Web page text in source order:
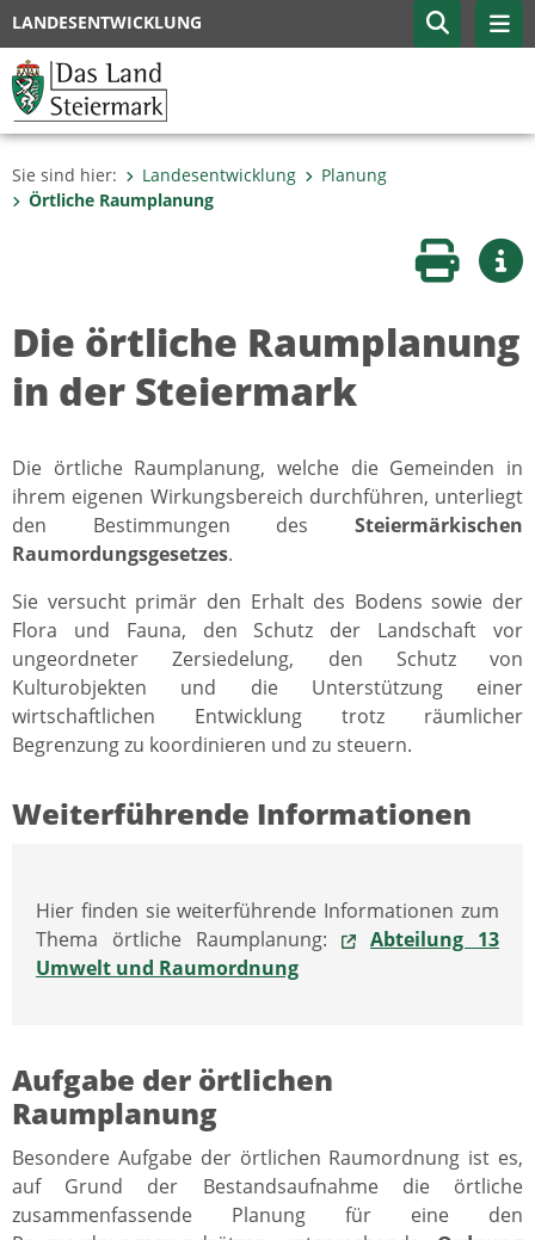
LANDESENTWICKLUNG
Sie sind hier: Landesentwicklung
Planung
Örtliche Raumplanung
Seite
Die örtliche Raumplanung
in der Steiermark
Die örtliche Raumplanung, welche die Gemeinden in
ihrem eigenen Wirkungsbereich durchführen, unterliegt
den Bestimmungen des Steiermärkischen
Raumordungsgesetzes.
Sie versucht primär den Erhalt des Bodens sowie der
Flora und Fauna, den Schutz der Landschaft vor
ungeordneter Zersiedelung, den Schutz von
Kulturobjekten und die Unterstützung einer
wirtschaftlichen Entwicklung trotz räumlicher
Begrenzung zu koordinieren und zu steuern.
Weiterführende Informationen
Hier finden sie weiterführende Informationen zum
Thema örtliche Raumplanung:
Abteilung 13
Umwelt und Raumordnung
Aufgabe der örtlichen
Raumplanung
Besondere Aufgabe der örtlichen Raumordnung ist es,
auf Grund der Bestandsaufnahme die örtliche
zusammenfassende Planung für eine den